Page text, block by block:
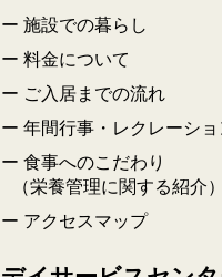
施設での暮らし
料金について
ご入居までの流れ
年間行事・レクレーショ
食事へのこだわり
（栄養管理に関する紹介
アクセスマップ